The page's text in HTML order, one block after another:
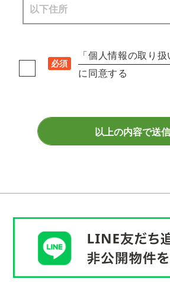
必須
「個人情報の取り
に同意する
以上の内容で送信